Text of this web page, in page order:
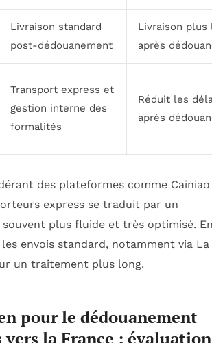
Livraison standard
post-dédouanement
Livraison plus
après
Transport express et
gestion interne des
formalités
Réduit les
après
des plateformes comme
express se traduit par un
plus fluide et très optimisé.
envois standard, notamment via La
un traitement plus long.
pour le dédouanement
vers la France : évaluation